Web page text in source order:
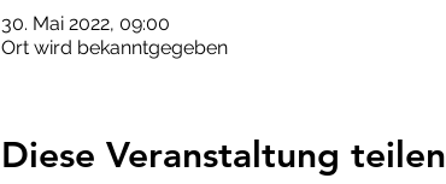
30. Mai 2022, 09:00
Ort wird bekanntgegeben
Diese Veranstaltung teilen